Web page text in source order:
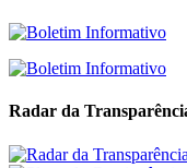
Radar da